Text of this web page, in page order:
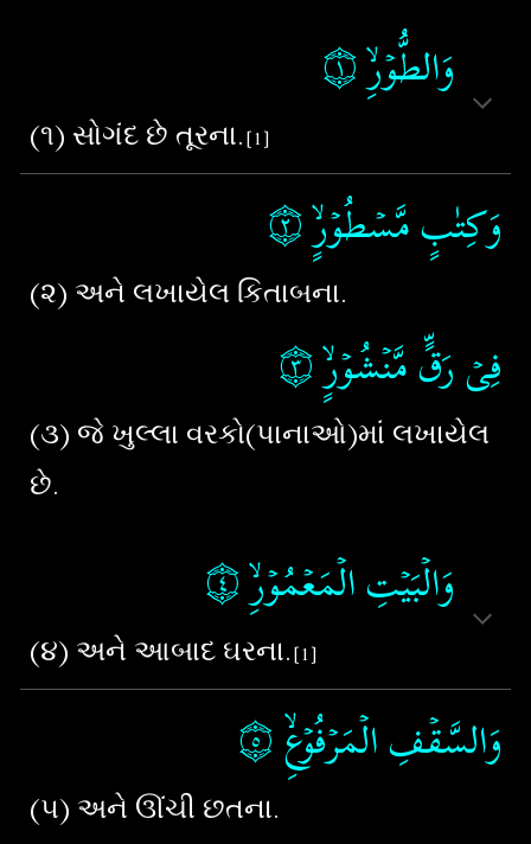
وَالطُّوۡرِۙ‏‏‏۝١
(૧) સોગંદ છે તૂરના.[1]
وَكِتٰبٍ مَّسۡطُوۡرٍۙ‏۝٢
(૨) અને લખાયેલ કિતાબના.
فِىۡ رَقٍّ مَّنۡشُوۡرٍۙ‏۝٣
(૩) જે ખુલ્લા વરકો(પાનાઓ)માં લખાયેલ
છે.
وَالۡبَيۡتِ الۡمَعۡمُوۡرِۙ‏۝٤
(૪) અને આબાદ ઘરના.[1]
وَالسَّقۡفِ الۡمَرۡفُوۡعِۙ۝٥
(૫) અને ઊંચી છતના.